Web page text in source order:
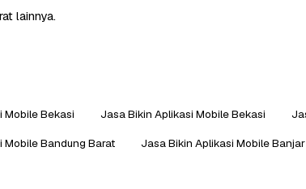
lainnya.
Mobile Bekasi Jasa Bikin Aplikasi Mobile Bekasi
Mobile Bandung Barat Jasa Bikin Aplikasi Mobile Banjar